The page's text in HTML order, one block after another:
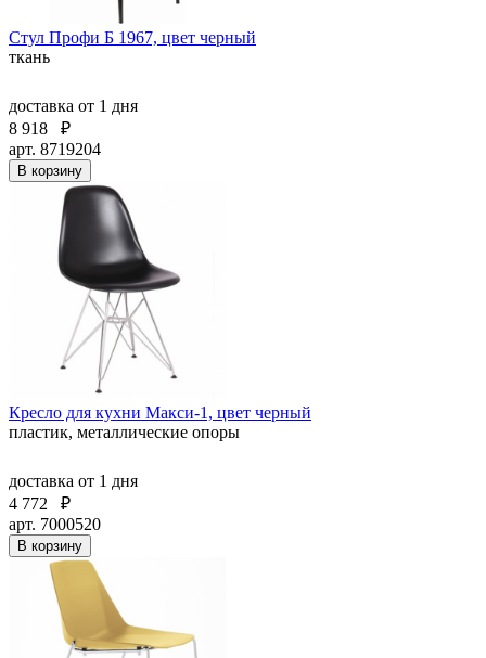
Стул Профи Б 1967, цвет черный
ткань
доставка от 1 дня
8 918
₽
арт. 8719204
В корзину
Кресло для кухни Макси-1, цвет черный
пластик, металлические опоры
доставка от 1 дня
4 772
₽
арт. 7000520
В корзину